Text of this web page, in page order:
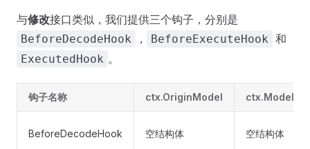
与修改接口类似，我们提供三个钩子，分别是
BeforeDecodeHook ， BeforeExecuteHook 和
ExecutedHook 。
钩子名称 ctx.OriginModel ctx.Model
BeforeDecodeHook 空结构体 空结构体